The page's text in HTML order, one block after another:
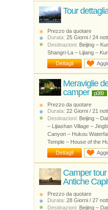
Tour
Prezzo da quotare
Durata: 25 Giorni / 24
Destinazioni: Beijing –
Shangri-La – Lijiang –
Dettagli
Meraviglie
camper
p089
Prezzo da quotare
Durata: 22 Giorni / 21
Destinazioni: Beijing –
– Lijiashan Village –
Canyon – Hukou
Temple – House of the
Dettagli
Camper
Antiche
Prezzo da quotare
Durata: 28 Giorni / 27
Destinazioni: Beijing –